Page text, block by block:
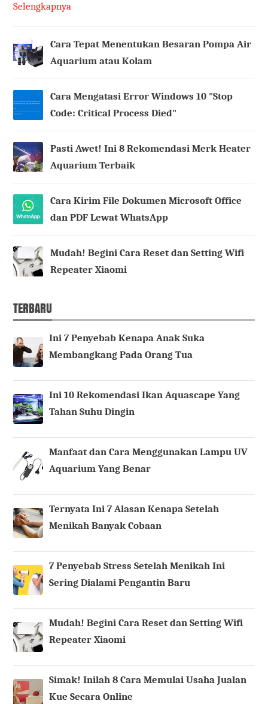
Selengkapnya
Cara Tepat Menentukan Besaran Pompa Air
Aquarium atau Kolam
Cara Mengatasi Error Windows 10 "Stop
Code: Critical Process Died"
Pasti Awet! Ini 8 Rekomendasi Merk Heater
Aquarium Terbaik
Cara Kirim File Dokumen Microsoft Office
dan PDF Lewat WhatsApp
Mudah! Begini Cara Reset dan Setting Wifi
Repeater Xiaomi
TERBARU
Ini 7 Penyebab Kenapa Anak Suka
Membangkang Pada Orang Tua
Ini 10 Rekomendasi Ikan Aquascape Yang
Tahan Suhu Dingin
Manfaat dan Cara Menggunakan Lampu UV
Aquarium Yang Benar
Ternyata Ini 7 Alasan Kenapa Setelah
Menikah Banyak Cobaan
7 Penyebab Stress Setelah Menikah Ini
Sering Dialami Pengantin Baru
Mudah! Begini Cara Reset dan Setting Wifi
Repeater Xiaomi
Simak! Inilah 8 Cara Memulai Usaha Jualan
Kue Secara Online